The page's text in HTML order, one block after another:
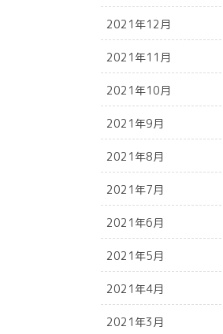
2021年12月
2021年11月
2021年10月
2021年9月
2021年8月
2021年7月
2021年6月
2021年5月
2021年4月
2021年3月